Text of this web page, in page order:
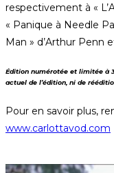
respectivement à «
« Panique à Needle
Man » d’Arthur Penn
Édition numérotée et limitée à
actuel de l’édition, ni de
Pour en savoir plus,
www.carlottavod.com